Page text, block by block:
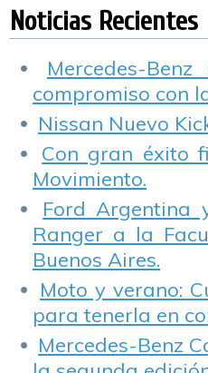
Congreso “que
trate el proyecto de
Alcohol 0 en rutas
Noticias Recientes
Mercedes-
compromiso con
Nissan Nuevo
Con gran éxito
Movimiento.
Ford Argentina
Ranger a la
Buenos Aires.
Moto y verano:
para tenerla en
Mercedes-Benz